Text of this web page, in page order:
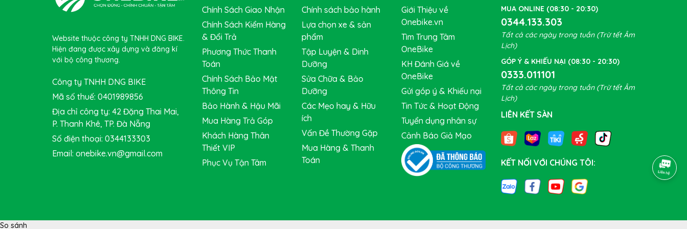
Website thuộc công ty TNHH DNG BIKE.
Hiện đang được xây dựng và đăng kí
với bộ công thương.
Công ty TNHH DNG BIKE
Mã số thuế: 0401989856
Địa chỉ công ty: 42 Đặng Thai Mai,
P. Thanh Khê, TP. Đà Nẵng
Số điện thoại: 0344133303
Email: onebike.vn@gmail.com
Chính Sách Giao Nhận
Chính Sách Kiểm Hàng
& Đổi Trả
Phương Thức Thanh
Toán
Chính Sách Bảo Mật
Thông Tin
Bảo Hành & Hậu Mãi
Mua Hàng Trả Góp
Khách Hàng Thân
Thiết VIP
Phục Vụ Tận Tâm
Chính sách bảo hành
Lựa chọn xe & sản
phẩm
Tập Luyện & Dinh
Dưỡng
Sửa Chữa & Bảo
Dưỡng
Các Mẹo hay & Hữu
ích
Vấn Đề Thường Gặp
Mua Hàng & Thanh
Toán
Giới Thiệu về
Onebike.vn
Tìm Trung Tâm
OneBike
KH Đánh Giá về
OneBike
Gửi góp ý & Khiếu nại
Tin Tức & Hoạt Động
Tuyển dụng nhân sự
Cảnh Báo Giả Mạo
MUA ONLINE (08:30 - 20:30)
0344.133.303
Tất cả các ngày trong tuần (Trừ tết Âm
Lịch)
GÓP Ý & KHIẾU NẠI (08:30 - 20:30)
0333.011101
Tất cả các ngày trong tuần (Trừ tết Âm
Lịch)
LIÊN KẾT SÀN
KẾT NỐI VỚI CHÚNG TÔI:
So sánh